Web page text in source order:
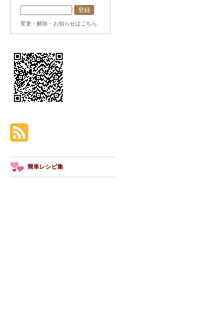
変更・解除・お知らせはこちら
簡単レシピ集